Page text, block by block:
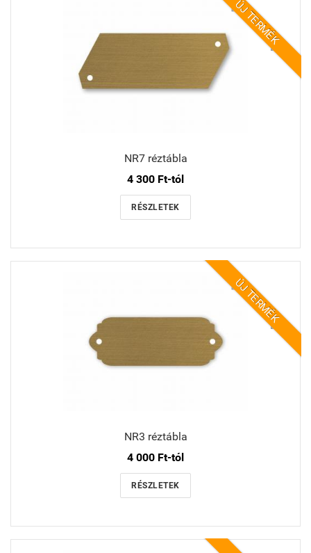
ÚJ TERMÉK
NR7 réztábla
4 300 Ft-tól
RÉSZLETEK
ÚJ TERMÉK
NR3 réztábla
4 000 Ft-tól
RÉSZLETEK